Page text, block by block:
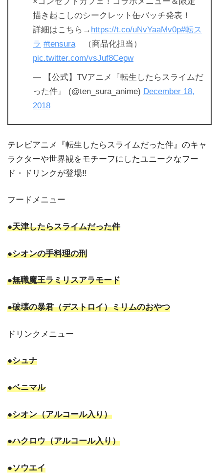
描き起こしのシークレット缶バッチ発表！
詳細はこちら→ https://t.co/uNvYaaMv0p#転ス
ラ #tensura（商品化担当）
pic.twitter.com/vsJuf8Cepw
— 【公式】TVアニメ『転生したらスライムだ
った件』 (@ten_sura_anime) December 18,
2018
テレビアニメ『転生したらスライムだった件』のキャ
ラクターや世界観をモチーフにしたユニークなフー
ド・ドリンクが登場!!
フードメニュー
●天津したらスライムだった件
●シオンの手料理の刑
●無職魔王ラミリスアラモード
●破壊の暴君（デストロイ）ミリムのおやつ
ドリンクメニュー
●シュナ
●ベニマル
●シオン（アルコール入り）
●ハクロウ（アルコール入り）
●ソウエイ